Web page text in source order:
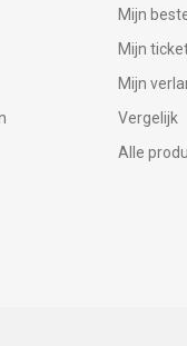
Mijn
Mijn
Mijn
Vergelijk
Alle